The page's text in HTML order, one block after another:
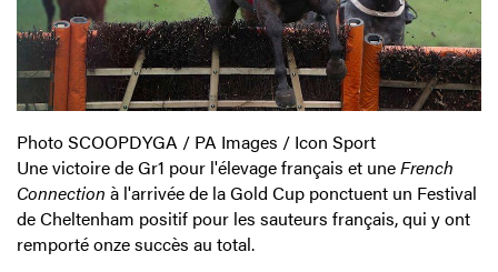
Photo SCOOPDYGA / PA Images / Icon Sport
Une victoire de Gr1 pour l'élevage français et uneFrench
Connection à l'arrivée de la Gold Cup ponctuent un Festival
de Cheltenham positif pour les sauteurs français, qui y ont
remporté onze succès au total.